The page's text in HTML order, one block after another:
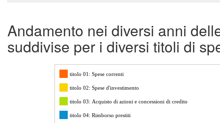
Andamento nei diversi anni
suddivise per i diversi titoli di
titolo 01: Spese correnti
titolo 02: Spese d'investimento
titolo 03: Acquisto di azioni e concessioni di credito
titolo 04: Rimborso prestiti